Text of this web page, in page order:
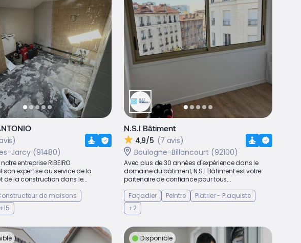
Jarcy (91480)
entreprise RIBEIRO
son expertise au service de la
de la construction dans le...
de maisons
+15
N.S.I Bâtiment
4,9/5 (7 avis)
Boulogne-Billancourt (92100)
Avec plus de 30 années d'expérience dans le
domaine du bâtiment, N.S.I Bâtiment est votre
partenaire de confiance pour tous...
Façadier
Peintre
Platrier - Plaquiste
+2
Disponible